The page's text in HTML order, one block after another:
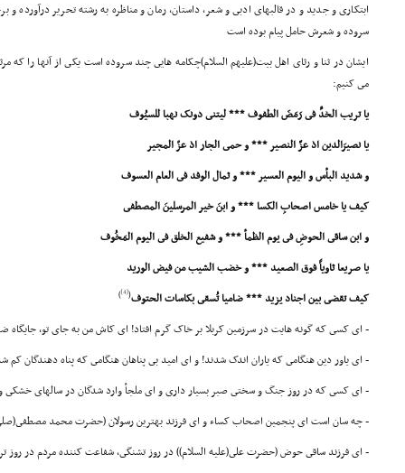
ابتکارى و جدید و در قالبهاى ادبى و شعر، داستان، رمان و مناظره به رشته تحریر درآورده
سروده و شعرش حامل پیام بوده است
ایشان در ثنا و رثاى اهل بیت(علیهم السلام)چکامه هایى چند سروده است یکى از آنها را که
مى کنیم:
یا تریب الخدِّ فى رَمَضَ الطفوف *** لیتنى دونک نهبا للسیُوف
یا نصیرَالدین اذ عزَّ النصیر *** و حمى الجار اذ عزّ المجیر
و شدید البأس و الیوم العسیر *** و ثمال الوفد فى العام العسوف
کیف یا خامس اصحابِ الکسا *** و ابنَ خیر المرسلینَ المصطفى
و ابن ساقى الحوضِ فى یوم الظمأ *** و شفیع الخلق فى الیوم المَخُوف
یا صریعا ثاویاً فوق الصعید *** و خضب الشیب من فیض الورید
کیف تقضى بین اجناد یزید *** ضامیا تُسقى بکاسات الحتوف(
[4]
)
- اى کسى که گونه هایت در سرزمین کربلا بر خاک گرم افتاد! اى کاش من به جاى تو،
- اى یاور دین هنگامى که یاران اندک شدند! و اى امید بى پناهان هنگامى که پناه دهندگان کم
- اى کسى که در روز جنگ و سختى صبر بسیار دارى و اى ملجأ وارد شدگان در سالهاى
- چه سان است اى پنجمین اصحاب کساء و اى فرزند بهترین رسولان (حضرت محمد مصطفى(صلى
- اى فرزند ساقى حوض (حضرت على(علیه السلام)) در روز تشنگى، شفاعت کننده مردم در روز